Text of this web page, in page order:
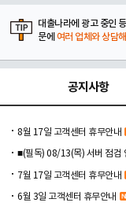
대출나라에 광고 중인
문에 여러 업체와 상담
공지사항
8월 17일 고객센터 휴무안내
■(필독) 08/13(목) 서버 점검
7월 17일 고객센터 휴무안내
6월 3일 고객센터 휴무안내